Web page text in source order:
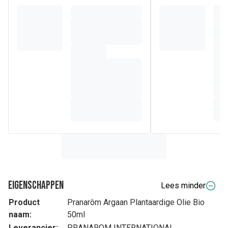
Eigenschappen
Lees minder
Product
naam:
Pranarôm Argaan Plantaardige Olie Bio
50ml